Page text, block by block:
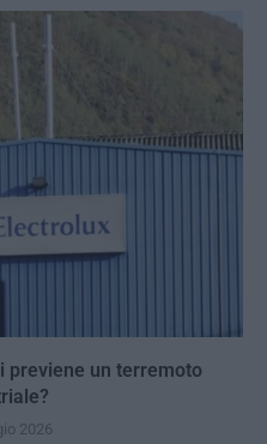
previene un terremoto
2026